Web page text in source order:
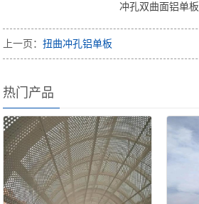
冲孔双曲面铝单板
上一页：扭曲冲孔铝单板
热门产品